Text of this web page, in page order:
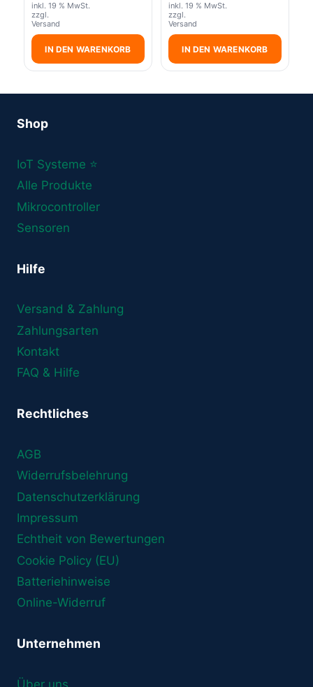
inkl. 19 % MwSt.
zzgl.
Versand
IN DEN WARENKORB
inkl. 19 % MwSt.
zzgl.
Versand
IN DEN WARENKORB
Shop
IoT Systeme ⭐
Alle Produkte
Mikrocontroller
Sensoren
Hilfe
Versand & Zahlung
Zahlungsarten
Kontakt
FAQ & Hilfe
Rechtliches
AGB
Widerrufsbelehrung
Datenschutzerklärung
Impressum
Echtheit von Bewertungen
Cookie Policy (EU)
Batteriehinweise
Online-Widerruf
Unternehmen
Über uns